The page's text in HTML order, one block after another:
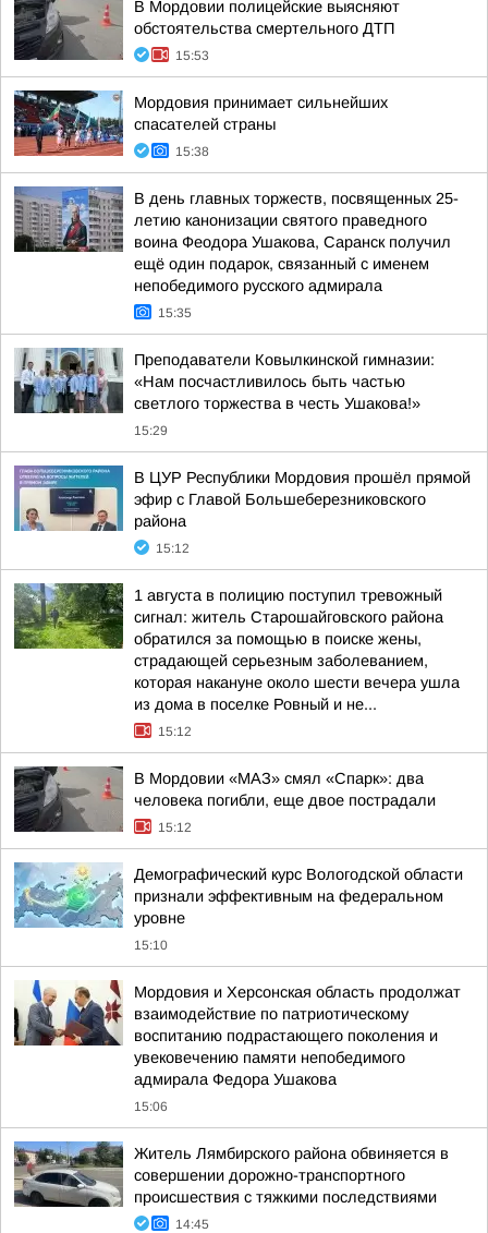
В Мордовии полицейские выясняют
обстоятельства смертельного ДТП
15:53
Мордовия принимает сильнейших
спасателей страны
15:38
В день главных торжеств, посвященных 25-
летию канонизации святого праведного
воина Феодора Ушакова, Саранск получил
ещё один подарок, связанный с именем
непобедимого русского адмирала
15:35
Преподаватели Ковылкинской гимназии:
«Нам посчастливилось быть частью
светлого торжества в честь Ушакова!»
15:29
В ЦУР Республики Мордовия прошёл прямой
эфир с Главой Большеберезниковского
района
15:12
1 августа в полицию поступил тревожный
сигнал: житель Старошайговского района
обратился за помощью в поиске жены,
страдающей серьезным заболеванием,
которая накануне около шести вечера ушла
из дома в поселке Ровный и не...
15:12
В Мордовии «МАЗ» смял «Спарк»: два
человека погибли, еще двое пострадали
15:12
Демографический курс Вологодской области
признали эффективным на федеральном
уровне
15:10
Мордовия и Херсонская область продолжат
взаимодействие по патриотическому
воспитанию подрастающего поколения и
увековечению памяти непобедимого
адмирала Федора Ушакова
15:06
Житель Лямбирского района обвиняется в
совершении дорожно-транспортного
происшествия с тяжкими последствиями
14:45